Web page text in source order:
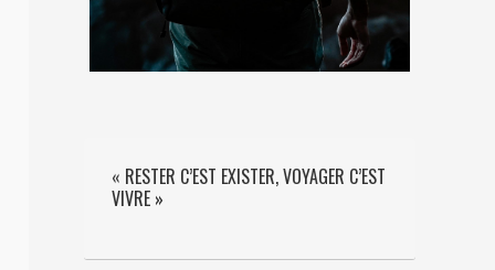
« RESTER C’EST EXISTER, VOYAGER C’EST
VIVRE »